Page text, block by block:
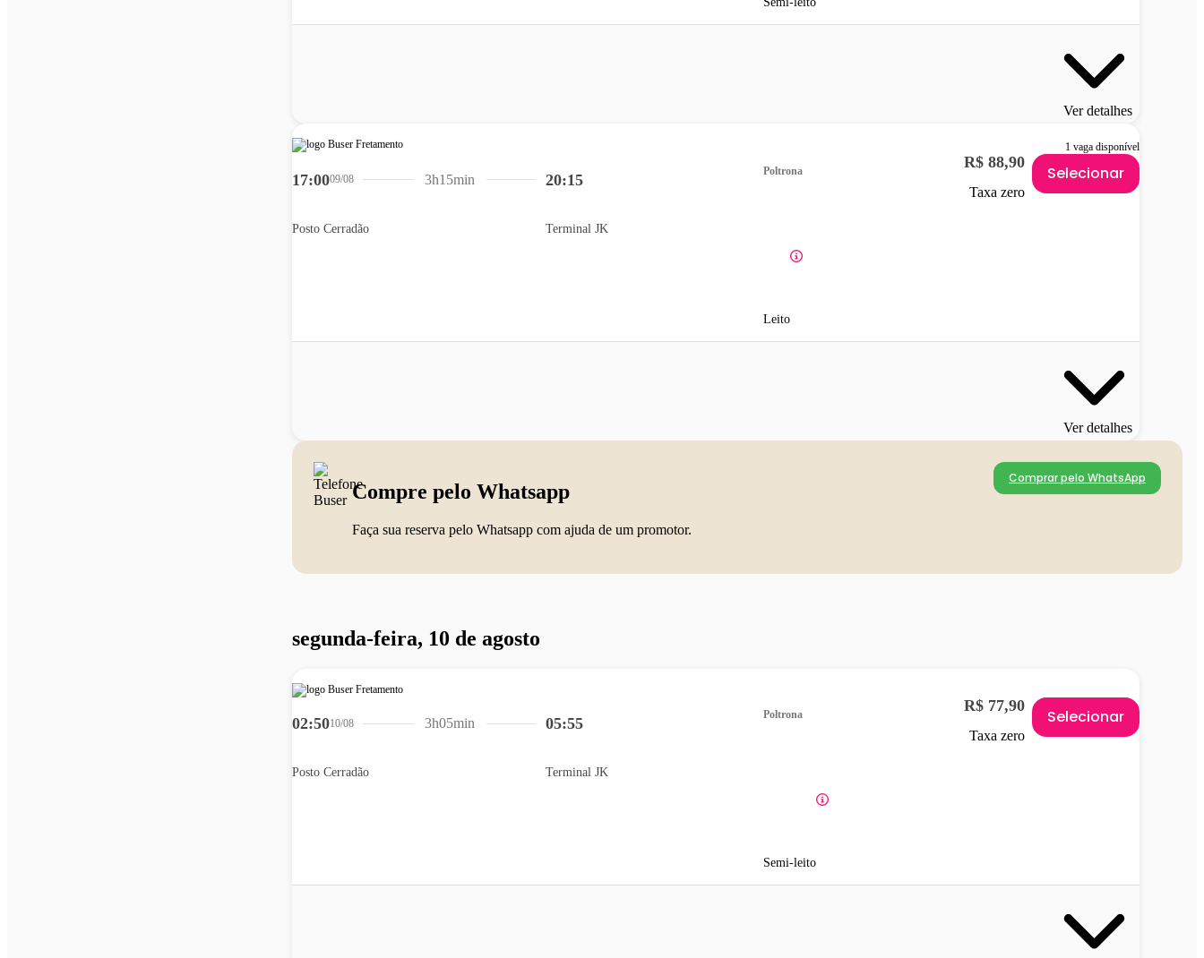
Ver detalhes
1 vaga disponível
17:0009/08
Posto Cerradão
20:15
Terminal JK
3h15min
Poltrona
Leito
R$ 88,90
Taxa zero
Selecionar
Ver detalhes
Compre pelo Whatsapp
Faça sua reserva pelo Whatsapp com ajuda de um promotor.
Comprar pelo WhatsApp
segunda-feira, 10 de agosto
02:5010/08
Posto Cerradão
05:55
Terminal JK
3h05min
Poltrona
Semi-leito
R$ 77,90
Taxa zero
Selecionar